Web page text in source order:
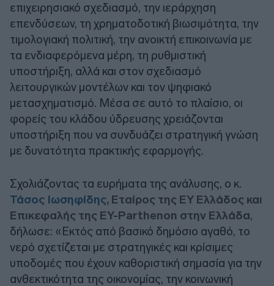
επιχειρησιακό σχεδιασμό, την ιεράρχηση
επενδύσεων, τη χρηματοδοτική βιωσιμότητα, την
τιμολογιακή πολιτική, την ανοικτή επικοινωνία με
τα ενδιαφερόμενα μέρη, τη ρυθμιστική
υποστήριξη, αλλά και στον σχεδιασμό
λειτουργικών μοντέλων και τον ψηφιακό
μετασχηματισμό. Μέσα σε αυτό το πλαίσιο, οι
φορείς του κλάδου ύδρευσης χρειάζονται
υποστήριξη που να συνδυάζει στρατηγική γνώση
με δυνατότητα πρακτικής εφαρμογής.
Σχολιάζοντας τα ευρήματα της ανάλυσης, ο κ.
Τάσος Ιωσηφίδης, Εταίρος της EY Ελλάδος και
Επικεφαλής της EY-Parthenon στην Ελλάδα,
δήλωσε: «Εκτός από βασικό δημόσιο αγαθό, το
νερό σχετίζεται με στρατηγικές και κρίσιμες
υποδομές που έχουν καθοριστική σημασία για την
ανθεκτικότητα της οικονομίας, την κοινωνική